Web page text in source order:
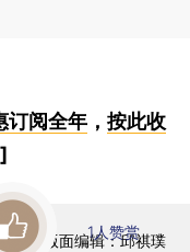
订阅全年， 按此收
版面编辑：邱祺璞
1人赞赏